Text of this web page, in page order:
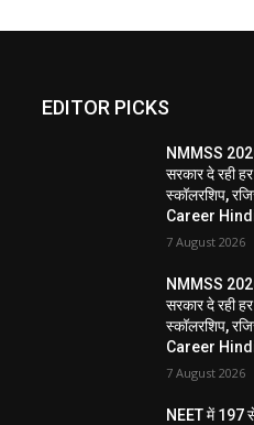
EDITOR PICKS
NMMSS
सरकार दे रही
स्कॉलरशिप,
Career
7 August 2026
NMMSS
सरकार दे रही
स्कॉलरशिप,
Career
7 August 2026
NEET में 197